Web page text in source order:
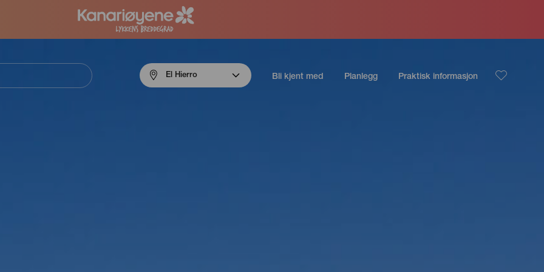
navigation
El Hierro Bli kjent med Planlegg Praktisk informasjon